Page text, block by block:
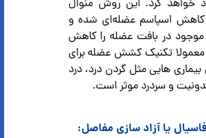
خواهد کرد. این روش منوال
کاهش اسپاسم عضله‌ای شده و
در بافت عضله را کاهش
تکنیک کشش عضله برای
هایی مثل گردن درد، درد
و سردرد موثر است.
یا آزاد سازی مفاصل: